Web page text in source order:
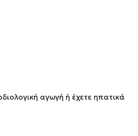
αγωγή ή έχετε ηπατικά